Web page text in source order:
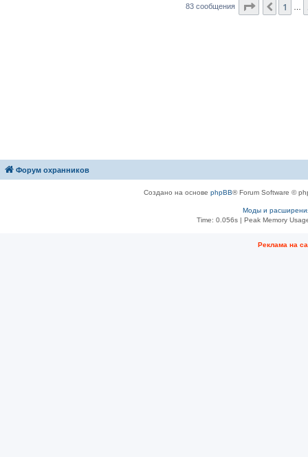
83 сообщения Страница
Пред.
1
Форум охранников
Создано на основе phpBB® Forum Software ©
Моды и
Time: 0.056s| Peak Memory
Рeклама на